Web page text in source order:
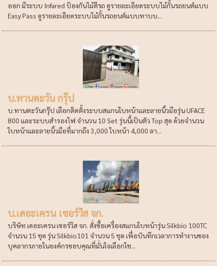
ออก มีระบบ Infared ป้องกันไม้ตีรถ ดูรายละเอียดระบบไม้กั้นรถยนต์แบบ
Easy Pass ดูรายละเอียดระบบไม้กั้นรถยนต์แบบทาบบ...
บ.ทานตะวัน กรุ๊ป
บ.ทานตะวันกรุ๊ป เลือกติดตั้งระบบสแกนใบหน้าและลายนิ้วมือรุ่น UFACE
800 และระบบสำรองไฟ จำนวน 10 Set รุ่นนี้เป็นตัว Top สุด ด้วยจำนวน
ใบหน้าและลายนิ้วมือที่มากถึง 3,000 ใบหน้า 4,000 ลา...
บ.เดอะเครน เซอร์วิส จก.
บริษัท เดอะเครน เซอร์วิส จก. สั่งซื้อเครื่องสแกนใบหน้ารุ่น Silkbio 100TC
จำนวน 15 ชุด รุ่น Silkbio101 จำนวน 5 ชุด เพื่อบันทึกเวลาการทำงานของ
บุคลากรภายในองค์กรขอบคุณที่มั่นใจเลือกใช...